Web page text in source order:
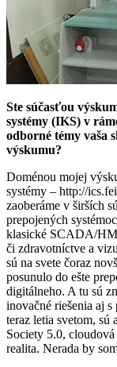
Ste súčasťou
systémy (IKS) v
odborné témy vaša
výskumu?
Doménou mojej
systémy – http://
zaoberáme v širších
prepojených
klasické SCADA/
či zdravotníctve a
sú na svete čoraz
posunulo do ešte
digitálneho. A tu sú
inovačné riešenia aj
teraz letia svetom, sú
Society 5.0,
realita. Nerada by